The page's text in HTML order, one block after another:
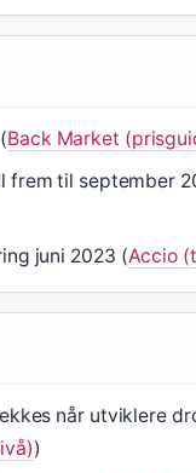
Back Market
frem til september
juni 2023 (Accio
når utviklere
)